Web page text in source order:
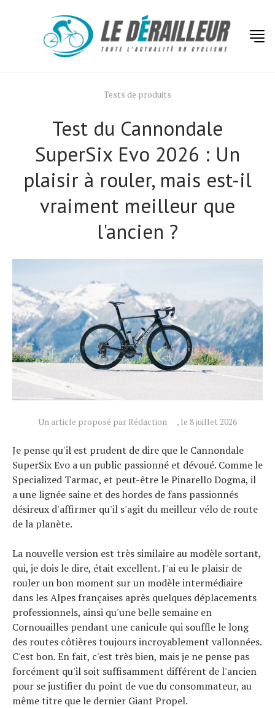
Tests de produits
Test du Cannondale
SuperSix Evo 2026 : Un
plaisir à rouler, mais est-il
vraiment meilleur que
l'ancien ?
Un article proposé par Rédaction , le 8 juillet 2026
Je pense qu'il est prudent de dire que le Cannondale
SuperSix Evo a un public passionné et dévoué. Comme le
Specialized Tarmac, et peut-être le Pinarello Dogma, il
a une lignée saine et des hordes de fans passionnés
désireux d'affirmer qu'il s'agit du meilleur vélo de route
de la planète.
La nouvelle version est très similaire au modèle sortant,
qui, je dois le dire, était excellent. J'ai eu le plaisir de
rouler un bon moment sur un modèle intermédiaire
dans les Alpes françaises après quelques déplacements
professionnels, ainsi qu'une belle semaine en
Cornouailles pendant une canicule qui souffle le long
des routes côtières toujours incroyablement vallonnées.
C'est bon. En fait, c'est très bien, mais je ne pense pas
forcément qu'il soit suffisamment différent de l'ancien
pour se justifier du point de vue du consommateur, au
même titre que le dernier Giant Propel.